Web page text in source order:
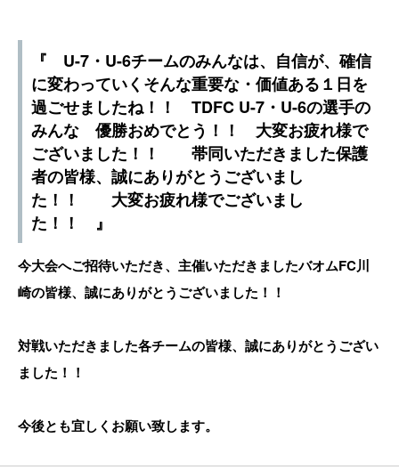
『 U-7・U-6チームのみんなは、自信が、確信
に変わっていくそんな重要な・価値ある１日を
過ごせましたね！！ TDFC U-7・U-6の選手の
みんな 優勝おめでとう！！ 大変お疲れ様で
ございました！！ 帯同いただきました保護
者の皆様、誠にありがとうございまし
た！！ 大変お疲れ様でございまし
た！！ 』
今大会へご招待いただき、主催いただきましたバオムFC川
崎の皆様、誠にありがとうございました！！
対戦いただきました各チームの皆様、誠にありがとうござい
ました！！
今後とも宜しくお願い致します。